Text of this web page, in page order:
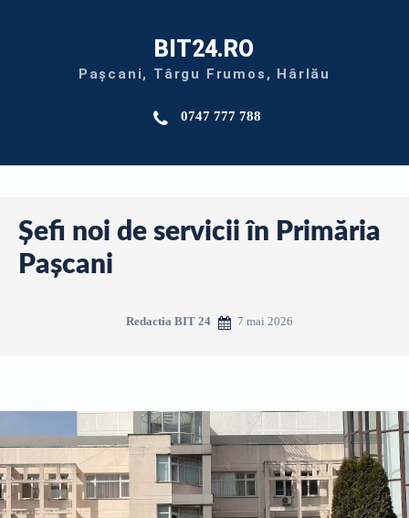
BIT24.RO
Pașcani, Târgu Frumos, Hârlău
0747 777 788
Șefi noi de servicii în Primăria
Pașcani
Redactia BIT 24 7 mai 2026